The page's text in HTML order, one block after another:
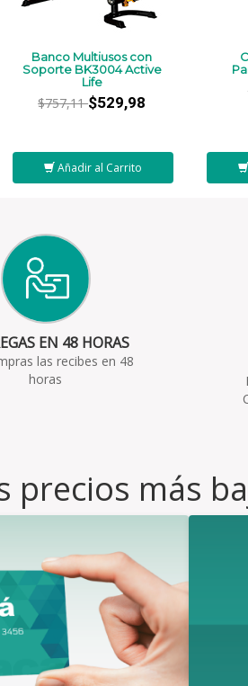
Banco Multiusos con
Soporte BK3004 Active
Life
$757,11$529,98
Añadir al Carrito
EN 48 HORAS
las recibes en 48
horas
precios más